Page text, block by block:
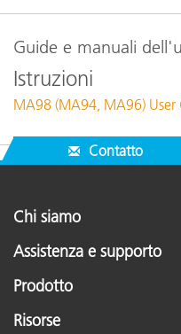
Guide e manuali
Istruzioni
MA98 (MA94, MA96) User
Contatto
Chi siamo
Assistenza e supporto
Prodotto
Risorse